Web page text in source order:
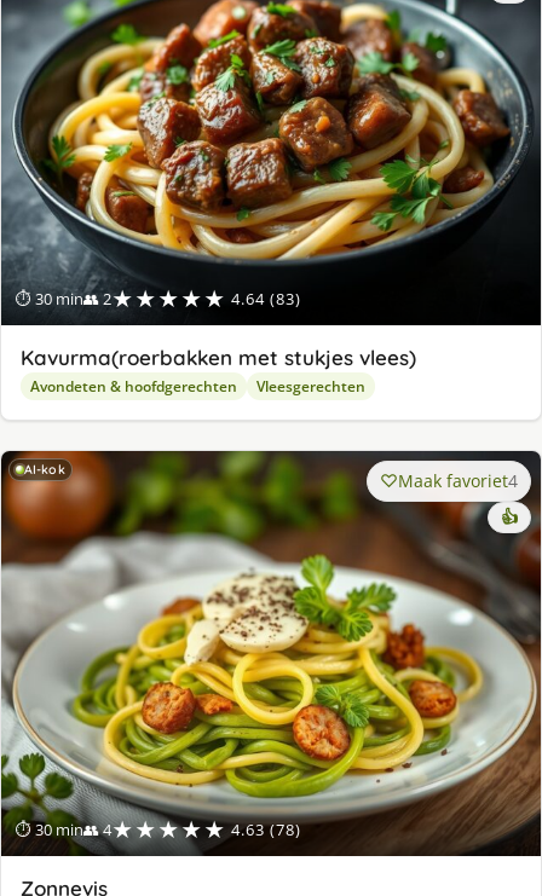
⏱ 30 min👥 2★★★★★ 4.64 (83)
Kavurma(roerbakken met stukjes vlees)
Avondeten & hoofdgerechten Vleesgerechten
AI-kok
⏱ 30 min👥 4★★★★★ 4.63 (78)
Maak favoriet4
👍
Zonnevis